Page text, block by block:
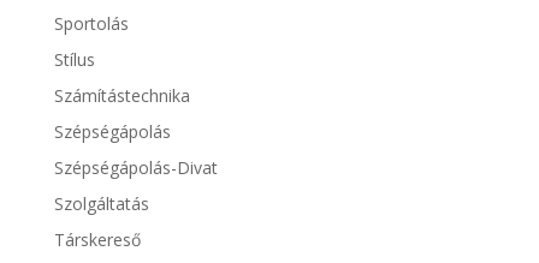
Sportolás
Stílus
Számítástechnika
Szépségápolás
Szépségápolás-Divat
Szolgáltatás
Társkereső